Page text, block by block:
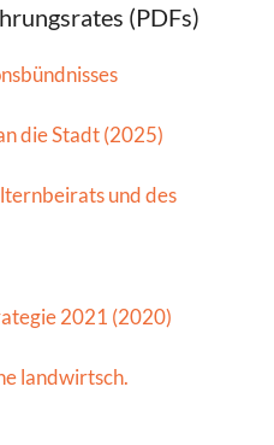
(PDFs)
die Stadt (2025)
und des
2021 (2020)
landwirtsch.